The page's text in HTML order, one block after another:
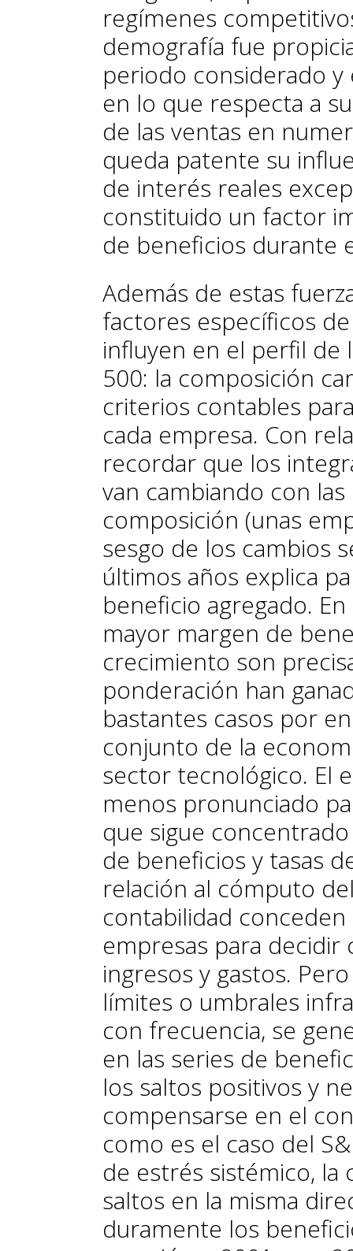
regímenes
demografía fue
periodo considerado
en lo que respecta a
de las ventas en
queda patente su
de interés reales
constituido un factor
de beneficios durante
Además de estas
factores específicos
influyen en el perfil de
500: la composición
criterios contables
cada empresa. Con
recordar que los
van cambiando con
composición (unas
sesgo de los cambios
últimos años explica
beneficio agregado.
mayor margen de
crecimiento son
ponderación han
bastantes casos por
conjunto de la
sector tecnológico. El
menos pronunciado
que sigue
de beneficios y tasas
relación al cómputo
contabilidad
empresas para
ingresos y gastos.
límites o umbrales
con frecuencia, se
en las series de
los saltos positivos y
compensarse en el
como es el caso del
de estrés sistémico,
saltos en la misma
duramente los